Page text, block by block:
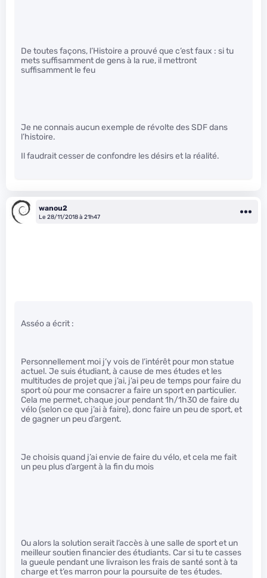
De toutes façons, l’Histoire a prouvé que c’est faux : si tu
mets suffisamment de gens à la rue, il mettront
suffisamment le feu
Je ne connais aucun exemple de révolte des SDF dans
l’histoire.
Il faudrait cesser de confondre les désirs et la réalité.
wanou2
Le 28/11/2018 à 21h47
Asséo a écrit :
Personnellement moi j’y vois de l’intérêt pour mon statue
actuel. Je suis étudiant, à cause de mes études et les
multitudes de projet que j’ai, j’ai peu de temps pour faire du
sport où pour me consacrer a faire un sport en particulier.
Cela me permet, chaque jour pendant 1h/1h30 de faire du
vélo (selon ce que j’ai à faire), donc faire un peu de sport, et
de gagner un peu d’argent.
Je choisis quand j’ai envie de faire du vélo, et cela me fait
un peu plus d’argent à la fin du mois
Ou alors la solution serait l’accès à une salle de sport et un
meilleur soutien financier des étudiants. Car si tu te casses
la gueule pendant une livraison les frais de santé sont à ta
charge et t’es marron pour la poursuite de tes études.